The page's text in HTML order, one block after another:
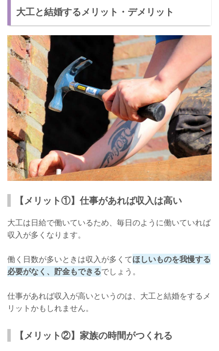
大工と結婚するメリット・デメリット
【メリット①】仕事があれば収入は高い
大工は日給で働いているため、毎日のように働いていれば
収入が多くなります。
働く日数が多いときは収入が多くてほしいものを我慢する
必要がなく、貯金もできるでしょう。
仕事があれば収入が高いというのは、大工と結婚をするメ
リットかもしれません。
【メリット②】家族の時間がつくれる